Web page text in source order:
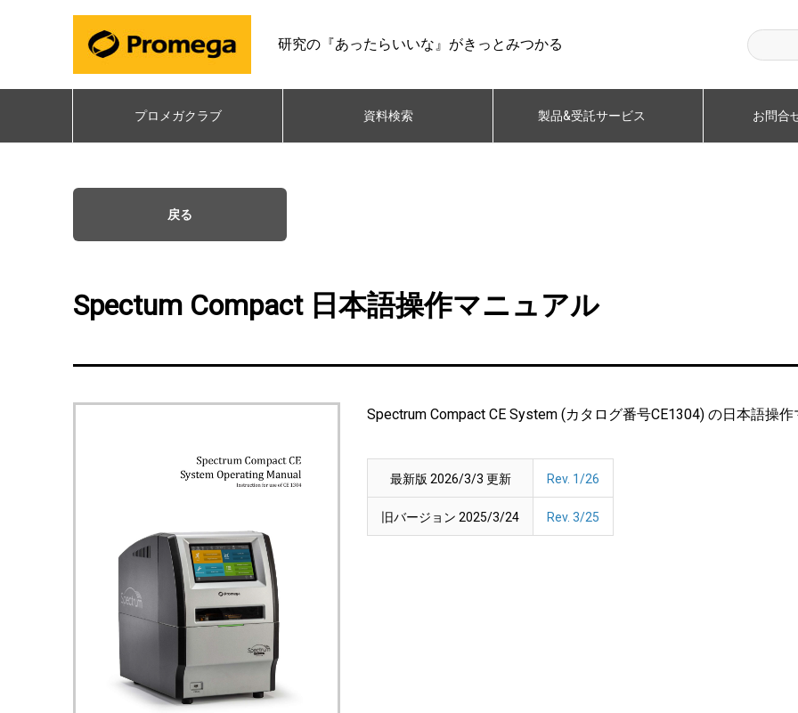
研究の『あったらいいな』がきっとみつかる
プロメガクラブ 資料検索 製品&受託サービス お問合
戻る
Spectum Compact 日本語操作マニュアル
Spectrum Compact CE System (カタログ番号CE1304) の日本語操作
最新版 2026/3/3 更新 Rev. 1/26
旧バージョン 2025/3/24 Rev. 3/25